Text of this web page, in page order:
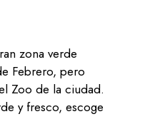
zona verde
Febrero, pero
Zoo de la ciudad.
y fresco, escoge